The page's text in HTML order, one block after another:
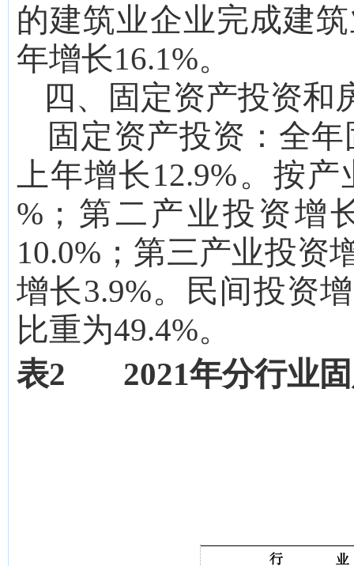
的建筑业企业完成建
年增长16.1%。
四、固定资产投资和
固定资产投资： 全年
上年增长12.9%。按产
%；第二产业投资增
10.0%；第三产业投资
增长3.9%。民间投资
比重为49.4%。
表2 2021年分行业固